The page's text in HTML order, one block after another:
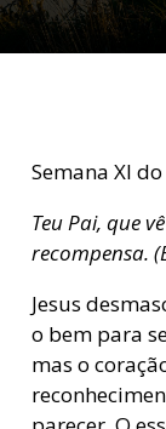
Semana XI
Teu Pai, que
recompensa.
Jesus
o bem para
mas o